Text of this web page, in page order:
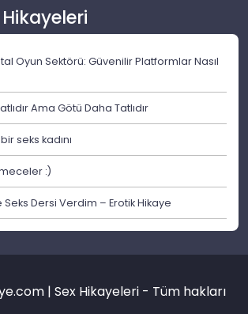
Oyun Sektörü: Güvenilir Platformlar Nasıl
Ama Götü Daha Tatlıdır
seks kadını
:)
Dersi Verdim – Erotik Hikaye
| Sex Hikayeleri - Tüm hakları